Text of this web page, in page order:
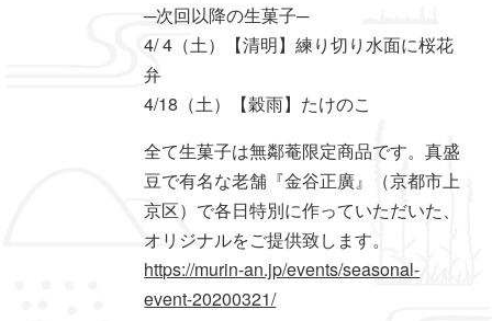
─次回以降の生菓子─
4/ 4（土）【清明】練り切り水面に桜花
弁
4/18（土）【穀雨】たけのこ
全て生菓子は無鄰菴限定商品です。真盛
豆で有名な老舗『金谷正廣』（京都市上
京区）で各日特別に作っていただいた、
オリジナルをご提供致します。
https://murin-an.jp/events/seasonal-
event-20200321/